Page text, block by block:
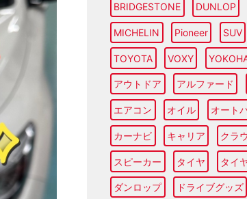
BRIDGESTONE DUNLOP
MICHELIN Pioneer SUV
TOYOTA VOXY
アウトドア アルファード
エアコン オイル オート
カーナビ キャリア クラ
スピーカー タイヤ タイ
ダンロップ ドライブグッズ